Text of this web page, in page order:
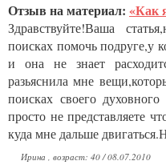
Отзыв на материал: «Как
Здравствуйте!Ваша
поисках помочь подруге,у
и она не знает
разьяснила мне
поисках своего
просто не представляете
куда мне дальше
Ирина , возраст: 40 / 08.07.2010